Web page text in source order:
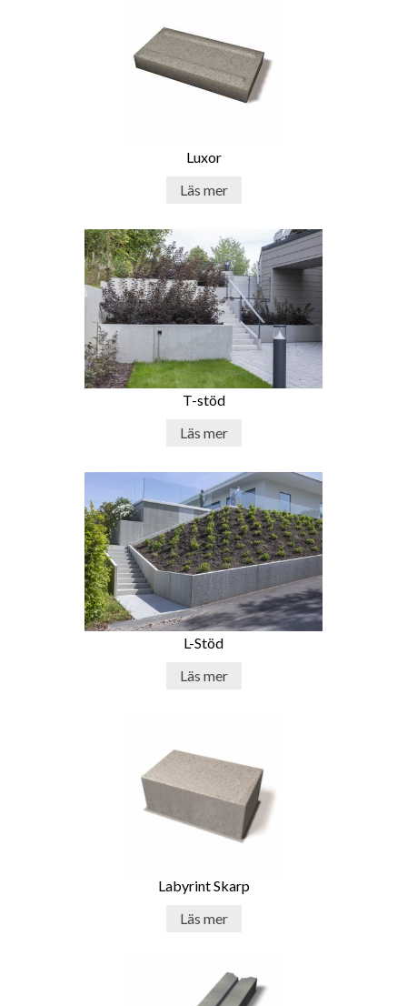
Luxor
Läs mer
T-stöd
Läs mer
L-Stöd
Läs mer
Labyrint Skarp
Läs mer